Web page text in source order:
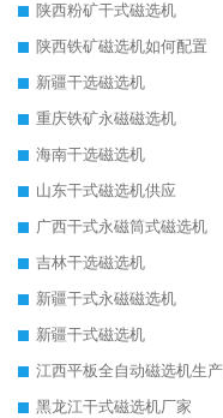
陕西粉矿干式磁选机
陕西铁矿磁选机如何配置
新疆干选磁选机
重庆铁矿永磁磁选机
海南干选磁选机
山东干式磁选机供应
广西干式永磁筒式磁选机
吉林干选磁选机
新疆干式永磁磁选机
新疆干式磁选机
黑龙江干式磁选机厂家